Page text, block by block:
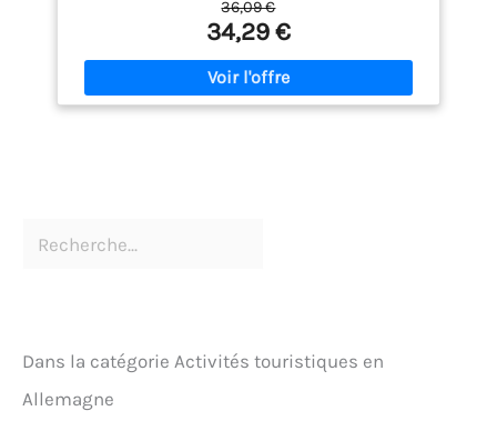
sécurité de vos pieds. Amorti EVA & Semelle
extérieure à crampons profonds:Une semelle
intermédiaire amortissante en EVA combinée à une
semelle extérieure en caoutchouc antidérapante
avec crampons profonds offre une excellente
Elle offre à la fois un bon maintien et une grande
de pied européennes. Un espace plus important est
réservé aux orteils à l'intérieur de la chaussure afin
de réduire l'inconfort lié à la compression des
36,09 €
34,29 €
Dans la catégorie Activités touristiques en
Allemagne